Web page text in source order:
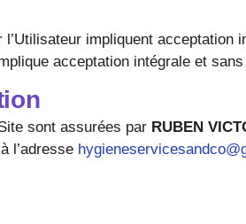
impliquent
acceptation intégrale et
sont assurées par RUBEN
l’adresse